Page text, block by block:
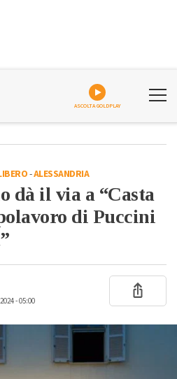
ASCOLTA GOLDPLAY
-ALESSANDRIA
dà il via a “Casta
di Puccini
- 05:00